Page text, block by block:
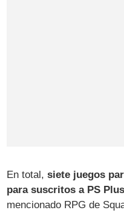
En total,siete juegos
para suscritos a PS
mencionado RPG de